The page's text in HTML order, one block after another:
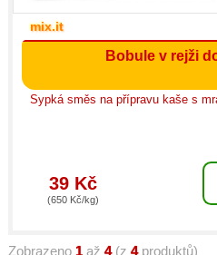
mix.it
Bobule v rejži
Sypká směs na přípravu kaše s
39 Kč
(650 Kč/kg)
Zobrazeno1 až4(z4produktů)